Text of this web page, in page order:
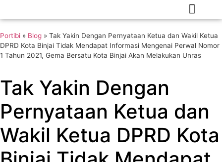
Portibi » Blog » Tak Yakin Dengan Pernyataan Ketua dan Wakil Ketua
DPRD Kota Binjai Tidak Mendapat Informasi Mengenai Perwal Nomor
1 Tahun 2021, Gema Bersatu Kota Binjai Akan Melakukan Unras
Tak Yakin Dengan
Pernyataan Ketua dan
Wakil Ketua DPRD Kota